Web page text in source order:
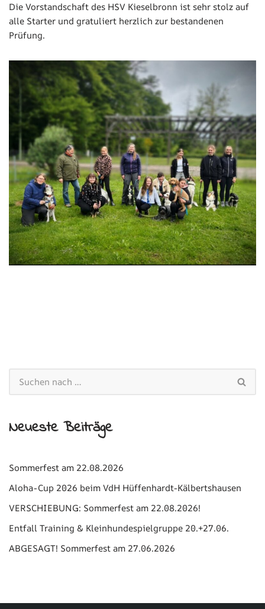
Die Vorstandschaft des HSV Kieselbronn ist sehr stolz auf
alle Starter und gratuliert herzlich zur bestandenen
Prüfung.
Neueste Beiträge
Sommerfest am 22.08.2026
Aloha-Cup 2026 beim VdH Hüffenhardt-Kälbertshausen
VERSCHIEBUNG: Sommerfest am 22.08.2026!
Entfall Training & Kleinhundespielgruppe 20.+27.06.
ABGESAGT! Sommerfest am 27.06.2026